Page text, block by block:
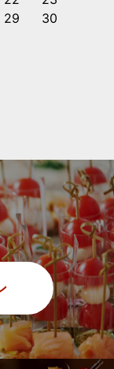
29
30